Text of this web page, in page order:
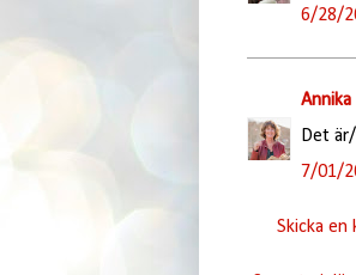
6/28/
Annika
Det
7/01/
Skicka